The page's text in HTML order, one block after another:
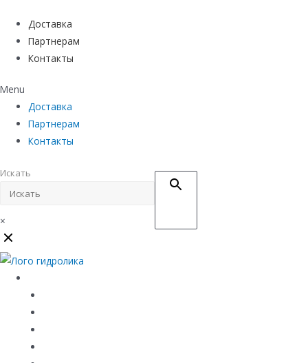
Доставка
Партнерам
Контакты
Menu
Доставка
Партнерам
Контакты
Искать
×